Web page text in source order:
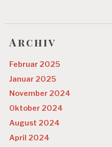
Archiv
Februar 2025
Januar 2025
November 2024
Oktober 2024
August 2024
April 2024